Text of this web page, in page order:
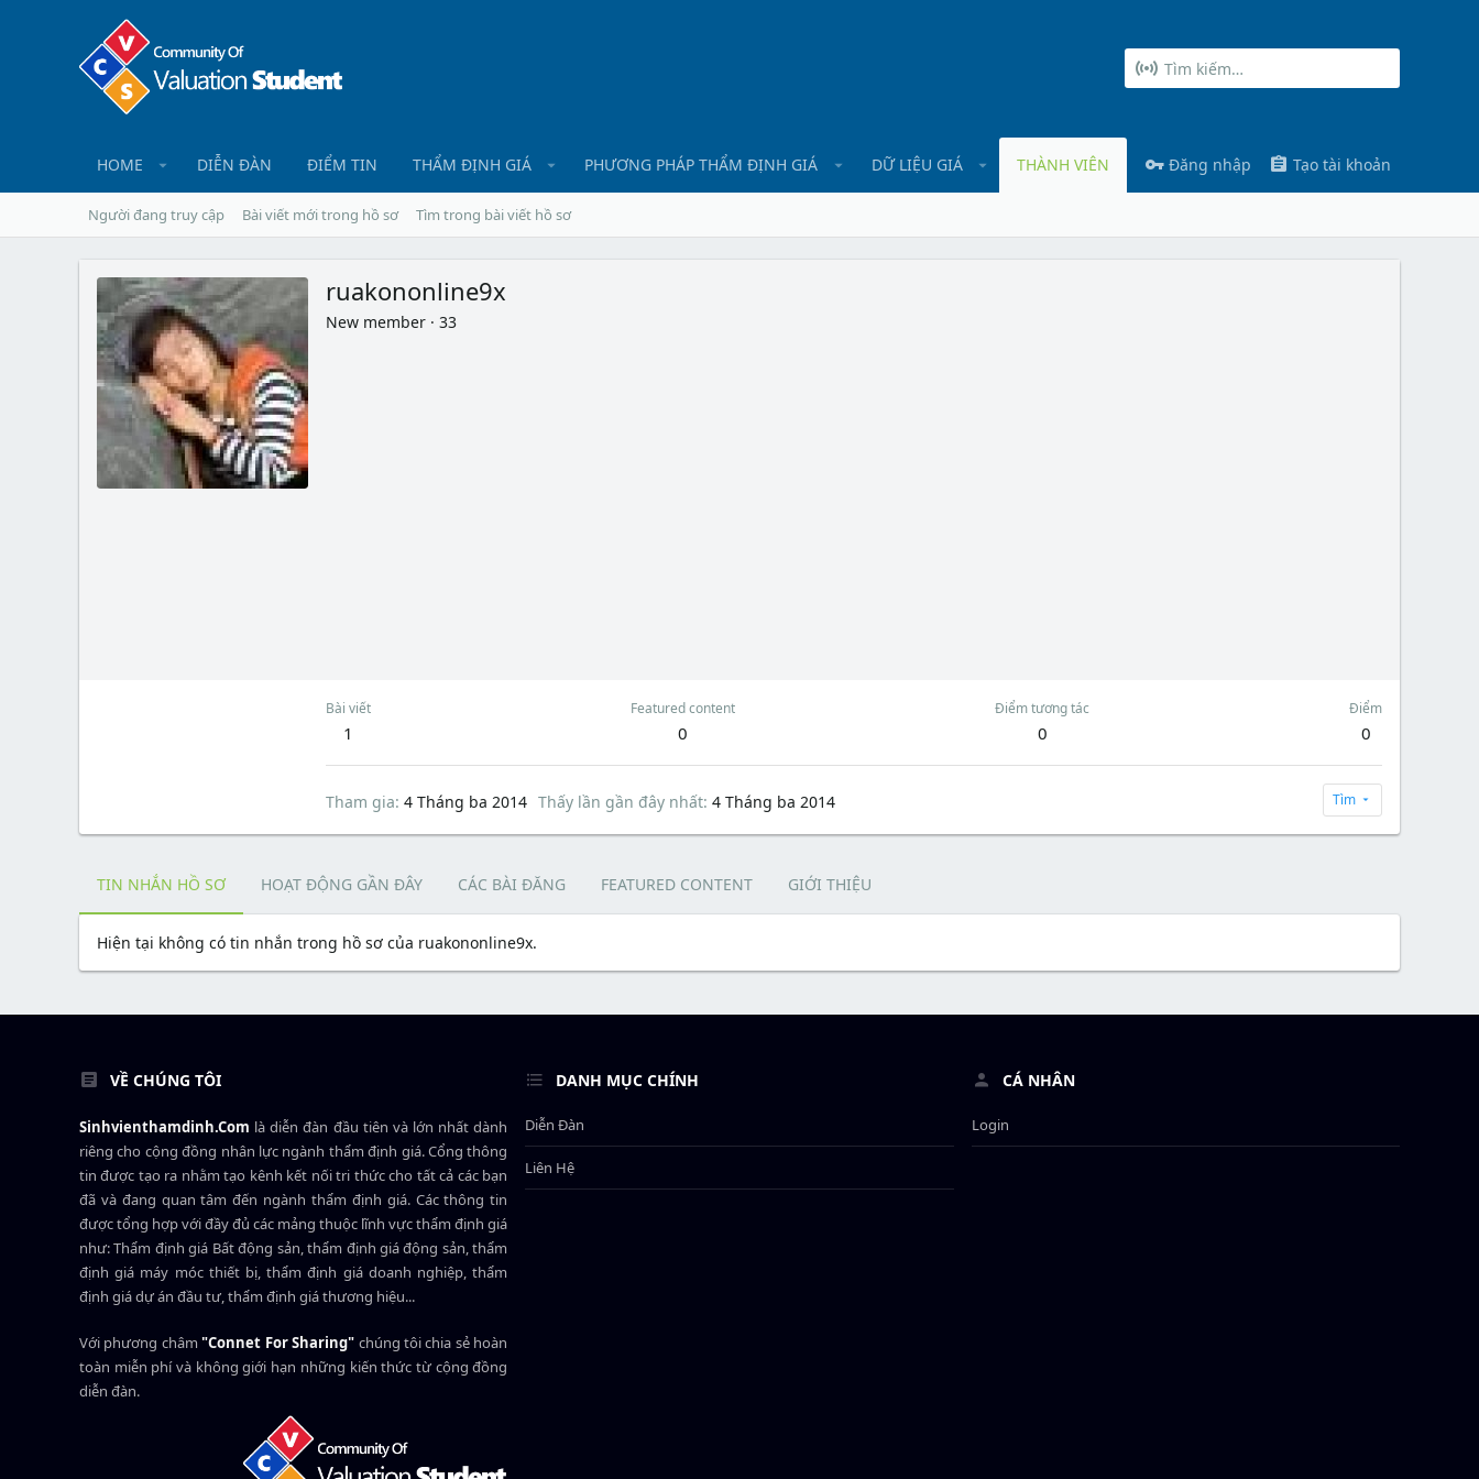
HOME DIỄN ĐÀN ĐIỂM TIN THẨM ĐỊNH GIÁ PHƯƠNG PHÁP THẨM ĐỊNH GIÁ DỮ LIỆU GIÁ THÀNH VIÊN Đăng nhập Tạo tài khoản
Người đang truy cập Bài viết mới trong hồ sơ Tìm trong bài viết hồ sơ
ruakononline9x
New member · 33
Bài viết
1
Featured content
0
Điểm tương tác
0
Điểm
0
Tham gia 4 Tháng ba 2014 Thấy lần gần đây nhất 4 Tháng ba 2014 Tìm
TIN NHẮN HỒ SƠ HOẠT ĐỘNG GẦN ĐÂY CÁC BÀI ĐĂNG FEATURED CONTENT GIỚI THIỆU
Hiện tại không có tin nhắn trong hồ sơ của ruakononline9x.
VỀ CHÚNG TÔI
Sinhvienthamdinh.Com là diễn đàn đầu tiên và lớn nhất dành
riêng cho cộng đồng nhân lực ngành thẩm định giá. Cổng thông
tin được tạo ra nhằm tạo kênh kết nối tri thức cho tất cả các bạn
đã và đang quan tâm đến ngành thẩm định giá. Các thông tin
được tổng hợp với đầy đủ các mảng thuộc lĩnh vực thẩm định giá
như: Thẩm định giá Bất động sản, thẩm định giá động sản, thẩm
định giá máy móc thiết bị, thẩm định giá doanh nghiệp, thẩm
định giá dự án đầu tư, thẩm định giá thương hiệu...
Với phương châm"Connet For Sharing" chúng tôi chia sẻ hoàn
toàn miễn phí và không giới hạn những kiến thức từ cộng đồng
diễn đàn.
DANH MỤC CHÍNH
Diễn Đàn
Liên Hệ
CÁ NHÂN
Login